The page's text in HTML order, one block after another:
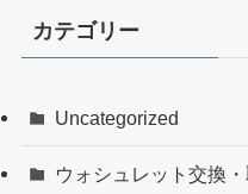
カテゴリー
Uncategorized
ウォシュレット交換